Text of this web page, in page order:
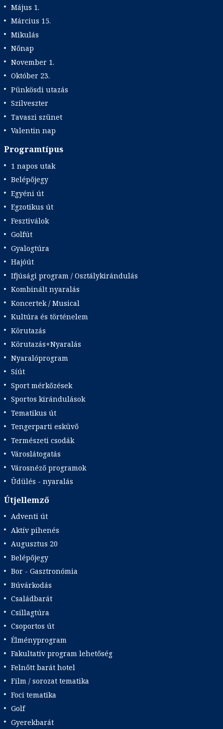
Május 1.
Március 15.
Mikulás
Nőnap
November 1.
Október 23.
Pünkösdi utazás
Szilveszter
Tavaszi szünet
Valentin nap
Programtípus
1 napos utak
Belépőjegy
Egyéni út
Egzotikus út
Fesztiválok
Golfút
Gyalogtúra
Hajóút
Ifjúsági program / Osztálykirándulás
Kombinált nyaralás
Koncertek / Musical
Kultúra és történelem
Körutazás
Körutazás+Nyaralás
Nyaralóprogram
Síút
Sport mérkőzések
Sportos kirándulások
Tematikus út
Tengerparti esküvő
Természeti csodák
Városlátogatás
Városnéző programok
Üdülés - nyaralás
Útjellemző
Adventi út
Aktív pihenés
Augusztus 20
Belépőjegy
Bor - Gasztronómia
Búvárkodás
Családbarát
Csillagtúra
Csoportos út
Élményprogram
Fakultatív program lehetőség
Felnőtt barát hotel
Film / sorozat tematika
Foci tematika
Golf
Gyerekbarát